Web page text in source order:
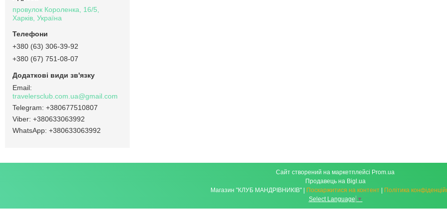
провулок Короленка, 16/5,
Харків, Україна
+380 (63) 306-39-92
+380 (67) 751-08-07
travelersclub.com.ua@gmail.com
+380677510807
+380633063992
+380633063992
Сайт створений на маркетплейсі Prom.ua
Продавець на Bigl.ua
Магазин "КЛУБ МАНДРІВНИКІВ" | Поскаржитися на контент | Політика
Select Language ▼